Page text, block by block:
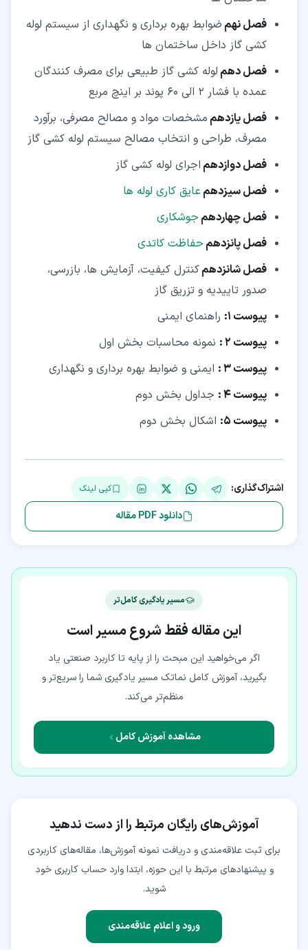
فصل نهم ضوابط بهره برداری و نگهداری از سیستم لوله
کشی گاز داخل ساختمان ها
فصل دهم لوله کشی گاز طبیعی برای مصرف کنندگان
عمده با فشار ۲ الی ۶۰ پوند بر اینچ مربع
فصل یازدهم مشخصات مواد و مصالح مصرفی، برآورد
مصرف، طراحی و انتخاب مصالح سیستم لوله کشی گاز
فصل دوازدهم اجرای لوله کشی گاز
فصل سیزدهمعایق کاری لوله ها
فصل چهاردهم جوشکاری
فصل پانزدهم حفاظت کاتدی
فصل شانزدهمکنترل کیفیت، آزمایش ها، بازرسی،
صدور تاییدیه و تزریق گاز
پیوست 1:
راهنمای ایمنی
پیوست 2 :
نمونه محاسبات بخش اول
پیوست 3 :
ایمنی و ضوابط بهره برداری و نگهداری
پیوست 4 :
جداول بخش دوم
پیوست 5:
اشكال بخش دوم
اشتراک‌گذاری: کپی لینک
دانلود PDF مقاله
مسیر یادگیری کامل‌تر
این مقاله فقط شروع مسیر است
اگر می‌خواهید این مبحث را از پایه تا کاربرد صنعتی یاد
بگیرید، آموزش کامل نماتک مسیر یادگیری شما را سریع‌تر و
منظم‌تر می‌کند.
مشاهده آموزش کامل
آموزش‌های رایگان مرتبط را از دست ندهید
برای ثبت علاقه‌مندی و دریافت نمونه آموزش‌ها، مقاله‌های کاربردی
و پیشنهادهای مرتبط با این حوزه، ابتدا وارد حساب کاربری خود
شوید.
ورود و اعلام علاقه‌مندی